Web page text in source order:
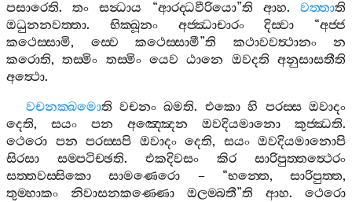
පසාරෙති.තං සන්‍ධාය “ආරද‍්ධවීරියො”ති ආහ.වත‍්තාති
ඔධුනනවත‍්තා. භික‍්ඛූනං අජ‍්ඣාචාරං දිස‍්වා “අජ‍්ජ
කථෙස‍්සාමි, ස‍්වෙ කථෙස‍්සාමී”ති කථාවවත්‍ථානං
න
කරොති,තස‍්මිං තස‍්මිං යෙව ඨානෙ ඔවදති අනුසාසතීති
අත්‍ථො.
වචනක‍්ඛමොති වචනං ඛමති. එකො හි පරස‍්ස ඔවාදං
දෙති, සයං පන අඤ‍්ඤෙන ඔවදියමානො කුජ‍්ඣති.
ථෙරො පන පරස‍්සපි ඔවාදං දෙති, සයං ඔවදියමානොපි
සිරසා
සම‍්පටිච‍්ඡති. එකදිවසං කිර
සාරිපුත‍්තත්‍ථෙරං
සත‍්තවස‍්සිකො
සාමණෙරො – “භන‍්තෙ, සාරිපුත‍්ත,
තුම‍්හාකං
නිවාසනකණ‍්ණො ඔලම‍්බතී”ති ආහ. ථෙරො